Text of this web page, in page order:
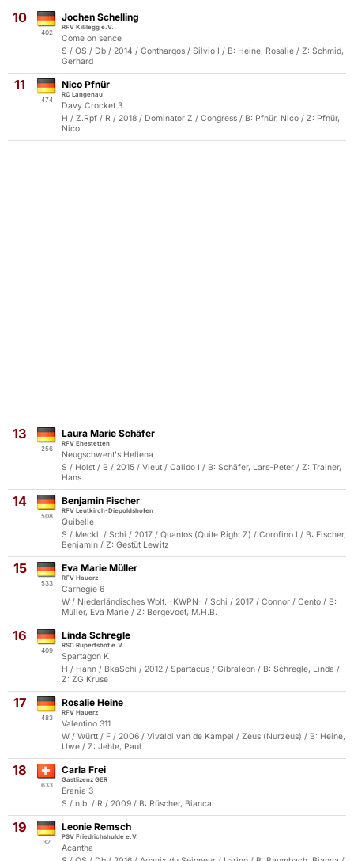
10
402
Jochen Schelling
RFV Kißlegg e.V.
Come on sence
S / OS / Db / 2014 / Conthargos / Silvio I / B: Heine, Rosalie / Z: Schmid,
Gerhard
11
474
Nico Pfnür
RC Langenau
Davy Crocket 3
H / Z.Rpf / R / 2018 / Dominator Z / Congress / B: Pfnür, Nico / Z: Pfnür,
Nico
13
256
Laura Marie Schäfer
RFV Ehestetten
Neugschwent's Hellena
S / Holst / B / 2015 / Vleut / Calido I / B: Schäfer, Lars-Peter / Z: Trainer,
Hans
14
508
Benjamin Fischer
RFV Leutkirch-Diepoldshofen
Quibellé
S / Meckl. / Schi / 2017 / Quantos (Quite Right Z) / Corofino I / B: Fischer,
Benjamin / Z: Gestüt Lewitz
15
533
Eva Marie Müller
RFV Hauerz
Carnegie 6
W / Niederländisches Wblt. -KWPN- / Schi / 2017 / Connor / Cento / B:
Müller, Eva Marie / Z: Bergevoet, M.H.B.
16
409
Linda Schregle
RSC Rupertshof e.V.
Spartagon K
H / Hann / BkaSchi / 2012 / Spartacus / Gibraleon / B: Schregle, Linda /
Z: ZG Kruse
17
483
Rosalie Heine
RFV Hauerz
Valentino 311
W / Württ / F / 2006 / Vivaldi van de Kampel / Zeus (Nurzeus) / B: Heine,
Uwe / Z: Jehle, Paul
18
633
Carla Frei
Gastlizenz GER
Erania 3
S / n.b. / R / 2009 / B: Rüscher, Bianca
19
32
Leonie Remsch
PSV Friedrichshulde e.V.
Acantha